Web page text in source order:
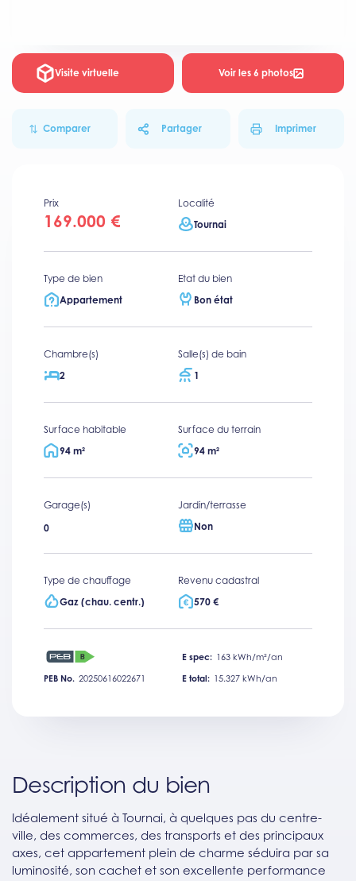
Visite virtuelle Voir les 6 photos
Comparer Partager Imprimer
Prix
169.000 €
Localité
Tournai
Type de bien
Appartement
Etat du bien
Bon état
Chambre(s)
2
Salle(s) de bain
1
Surface habitable
94 m²
Surface du terrain
94 m²
Garage(s)
0
Jardin/terrasse
Non
Type de chauffage
Gaz (chau. centr.)
Revenu cadastral
570 €
E spec: 163 kWh/m²/an
PEB No. 20250616022671 E total: 15.327 kWh/an
Description du bien
Idéalement situé à Tournai, à quelques pas du centre-
ville, des commerces, des transports et des principaux
axes, cet appartement plein de charme séduira par sa
luminosité, son cachet et son excellente performance